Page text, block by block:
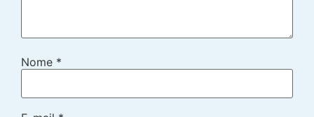
Nome *